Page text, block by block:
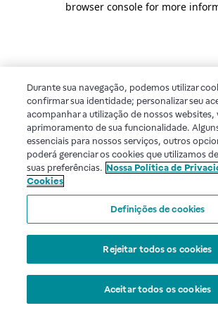
browser console for more
Durante sua navegação, podemos utilizar
confirmar sua identidade; personalizar seu
acompanhar a utilização de nossos websites,
aprimoramento de sua funcionalidade.
essenciais para nossos serviços, outros
poderá gerenciar os cookies que utilizamos
suas preferências. Nossa Política de
Cookies
Definições de cookies
Rejeitar todos os cookies
Aceitar todos os cookies